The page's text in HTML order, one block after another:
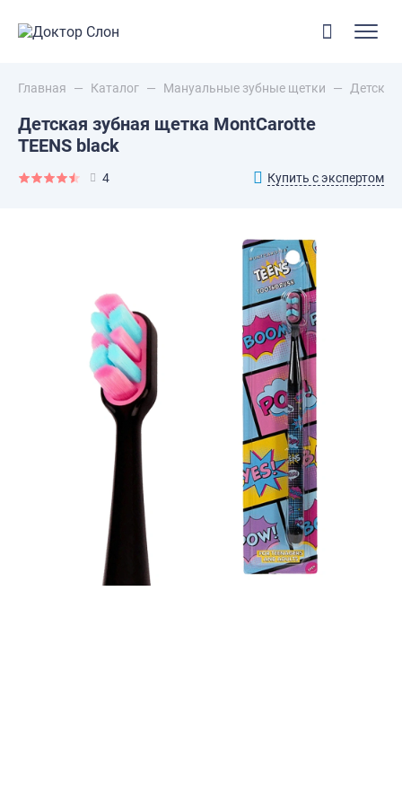
Главная — Каталог — Мануальные зубные щетки —
Детская зубная щетка MontCarotte
TEENS black
4 Купить с экспертом